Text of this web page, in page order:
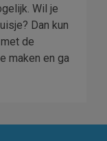
Wil je
Dan kun
de
maken en ga